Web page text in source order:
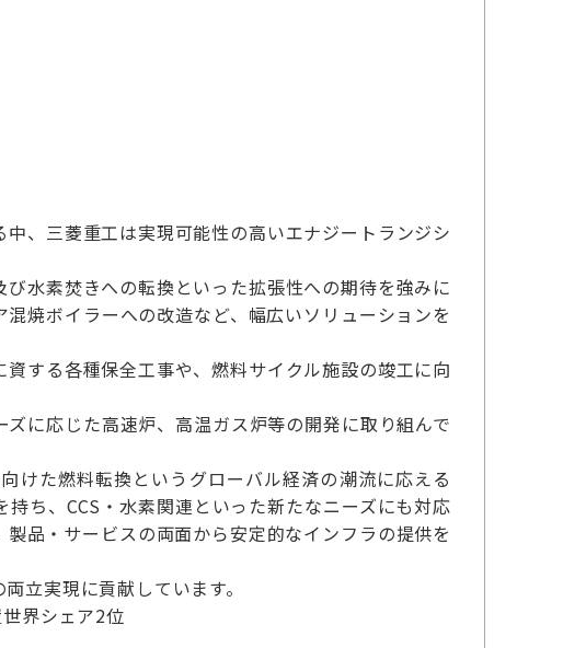
、三菱重工は実現可能性の高いエナジートランジシ
水素焚きへの転換といった拡張性への期待を強みに
焼ボイラーへの改造など、幅広いソリューションを
する各種保全工事や、燃料サイクル施設の竣工に向
に応じた高速炉、高温ガス炉等の開発に取り組んで
けた燃料転換というグローバル経済の潮流に応える
ち、CCS・水素関連といった新たなニーズにも対応
品・サービスの両面から安定的なインフラの提供を
立実現に貢献しています。
界シェア2位